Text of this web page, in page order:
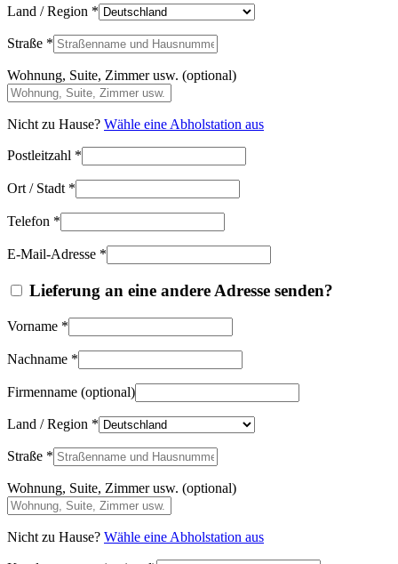
Land / Region *
Straße *
Wohnung, Suite, Zimmer usw. (optional)
Nicht zu Hause? Wähle eine Abholstation aus
Postleitzahl *
Ort / Stadt *
Telefon *
E-Mail-Adresse *
Lieferung an eine andere Adresse senden?
Vorname *
Nachname *
Firmenname (optional)
Land / Region *
Straße *
Wohnung, Suite, Zimmer usw. (optional)
Nicht zu Hause? Wähle eine Abholstation aus